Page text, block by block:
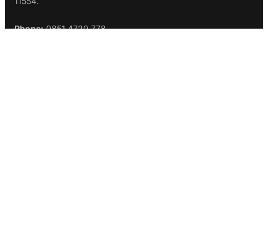
Phone:0851 4720 778